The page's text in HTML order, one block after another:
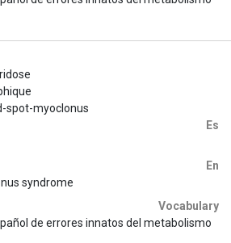
spot-myoclonus
Es
En
syndrome
Vocabulary
de errores innatos del metabolismo